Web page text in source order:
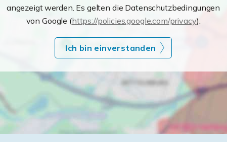
angezeigt werden. Es gelten die Datenschutzbedingungen
von Google (https://policies.google.com/privacy).
Ich bin einverstanden